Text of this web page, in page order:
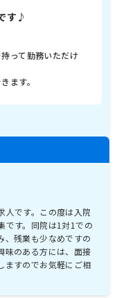
す♪
って勤務いただけ
ます。
人です。この度は入院
です。同院は1対1での
、残業も少なめですの
味のある方には、面接
ますのでお気軽にご相